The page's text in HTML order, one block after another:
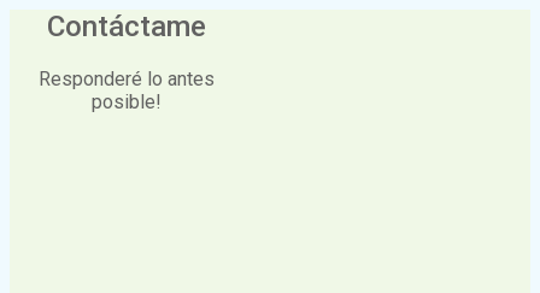
Contáctame
Responderé lo antes
posible!